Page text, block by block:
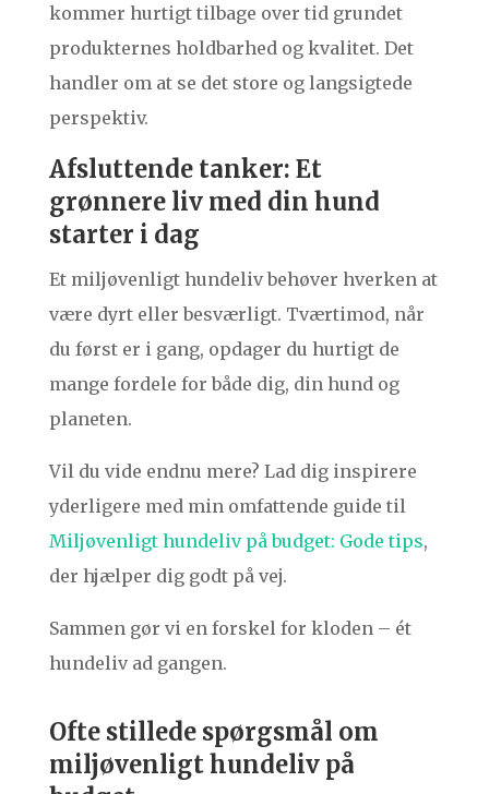
kommer hurtigt tilbage over tid grundet
produkternes holdbarhed og kvalitet. Det
handler om at se det store og langsigtede
perspektiv.
Afsluttende tanker: Et
grønnere liv med din hund
starter i dag
Et miljøvenligt hundeliv behøver hverken at
være dyrt eller besværligt. Tværtimod, når
du først er i gang, opdager du hurtigt de
mange fordele for både dig, din hund og
planeten.
Vil du vide endnu mere? Lad dig inspirere
yderligere med min omfattende guide til
Miljøvenligt hundeliv på budget: Gode tips,
der hjælper dig godt på vej.
Sammen gør vi en forskel for kloden – ét
hundeliv ad gangen.
Ofte stillede spørgsmål om
miljøvenligt hundeliv på